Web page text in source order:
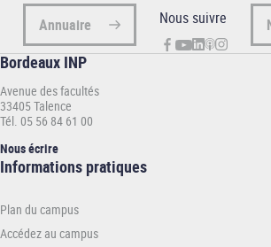
Annuaire Nous suivre
Bordeaux INP
Avenue des facultés
33405 Talence
Tél. 05 56 84 61 00
Nous écrire
Informations
INP
Informations pratiques
Plan du campus
Accédez au campus